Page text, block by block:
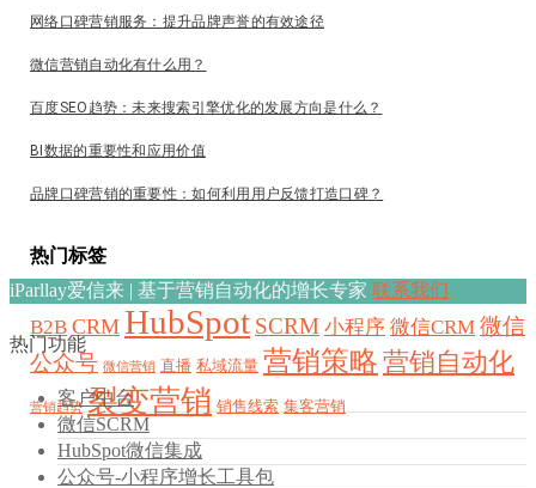
网络口碑营销服务：提升品牌声誉的有效途径
微信营销自动化有什么用？
百度SEO趋势：未来搜索引擎优化的发展方向是什么？
BI数据的重要性和应用价值
品牌口碑营销的重要性：如何利用用户反馈打造口碑？
热门标签
B2B CRM HubSpot SCRM 小程序 微信CRM 微信
公众号 微信营销 直播 私域流量 营销策略 营销自动化
营销趋势 裂变营销 销售线索 集客营销
iParllay爱信来 | 基于营销自动化的增长专家 联系我们
热门功能
客户中台
微信SCRM
HubSpot微信集成
公众号-小程序增长工具包